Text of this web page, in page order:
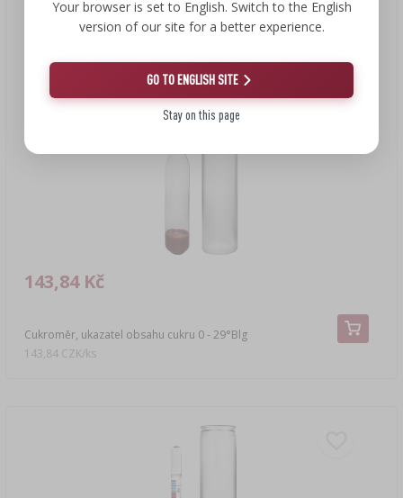
Cukroměr, ukazatel obsahu cukru 0 - 29°Blg
143,84 Kč
143,84 CZK/ks
Your browser is set to English. Switch to the English
version of our site for a better experience.
GO TO ENGLISH SITE
Stay on this page